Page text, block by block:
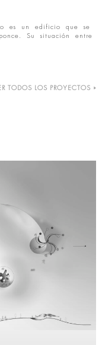
es un edificio que se
Su situación entre
TODOS LOS PROYECTOS »